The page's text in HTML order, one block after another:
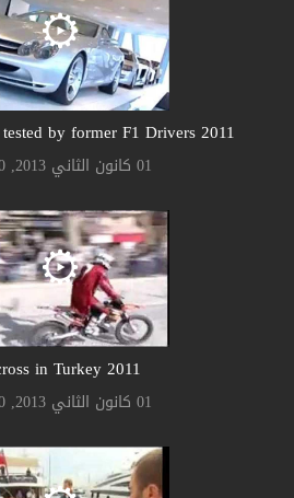
2011 Mercedes SLS GT3 tested by former F1 Drivers
01 كانون الثاني 2013, 12:00 ص
2011 Motocross in Turkey
01 كانون الثاني 2013, 12:00 ص